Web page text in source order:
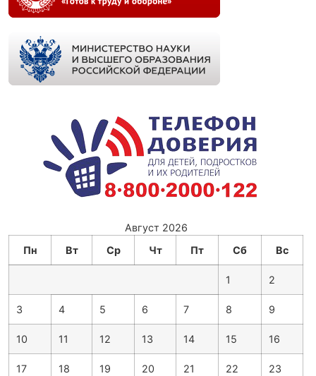
Август 2026
Пн
Вт Ср Чт Пт Сб Вс
1 2
3 4 5 6 7 8 9
10 11 12 13 14 15 16
17 18 19 20 21 22 23